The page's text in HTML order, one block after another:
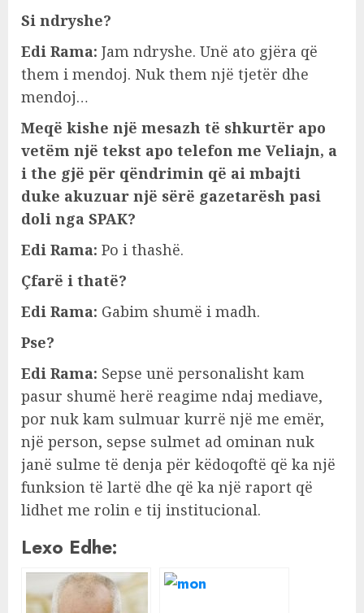
Si ndryshe?
Edi Rama: Jam ndryshe. Unë ato gjëra që
them i mendoj. Nuk them një tjetër dhe
mendoj…
Meqë kishe një mesazh të shkurtër apo
vetëm një tekst apo telefon me Veliajn, a
i the gjë për qëndrimin që ai mbajti
duke akuzuar një sërë gazetarësh pasi
doli nga SPAK?
Edi Rama: Po i thashë.
Çfarë i thatë?
Edi Rama: Gabim shumë i madh.
Pse?
Edi Rama: Sepse unë personalisht kam
pasur shumë herë reagime ndaj mediave,
por nuk kam sulmuar kurrë një me emër,
një person, sepse sulmet ad ominan nuk
janë sulme të denja për këdoqoftë që ka një
funksion të lartë dhe që ka një raport që
lidhet me rolin e tij institucional.
Lexo Edhe: